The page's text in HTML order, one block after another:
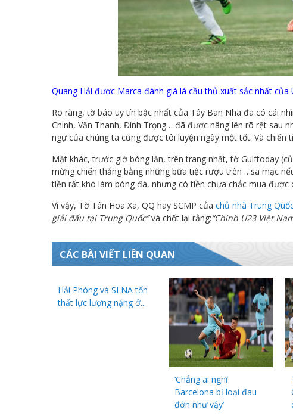
Quang Hải được Marca đánh giá là cầu thủ xuất sắc nhất của
Rõ ràng, tờ báo uy tín bậc nhất của Tây Ban Nha đã có cái
Chinh, Văn Thanh, Đình Trọng… đã được nâng lên rõ rệt sau
ngự của chúng ta cũng được tôi luyện ngày một tốt. Và chiến
Mặt khác, trước giờ bóng lăn, trên trang nhất, tờ Gulftoday
mừng chiến thắng bằng những bữa tiệc rượu trên …sa mạc
tiền rất khó làm bóng đá, nhưng có tiền chưa chắc mua được
Vì vậy, Tờ Tân Hoa Xã, QQ hay SCMP của chủ nhà Trung
giải đấu tại Trung Quốc”và chốt lại rằng:“Chính U23 Việt
CÁC BÀI VIẾT LIÊN QUAN
Hải Phòng và SLNA tổn
thất lực lượng nặng ở...
‘Chẳng ai nghĩ
Barcelona bị loại đau
đớn như vậy’